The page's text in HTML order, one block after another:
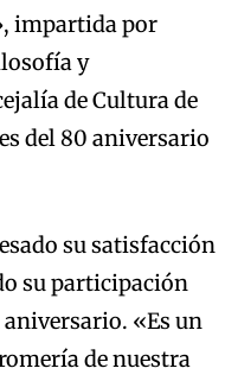
impartida por
y
de Cultura de
del 80 aniversario
su satisfacción
su participación
«Es un
de nuestra